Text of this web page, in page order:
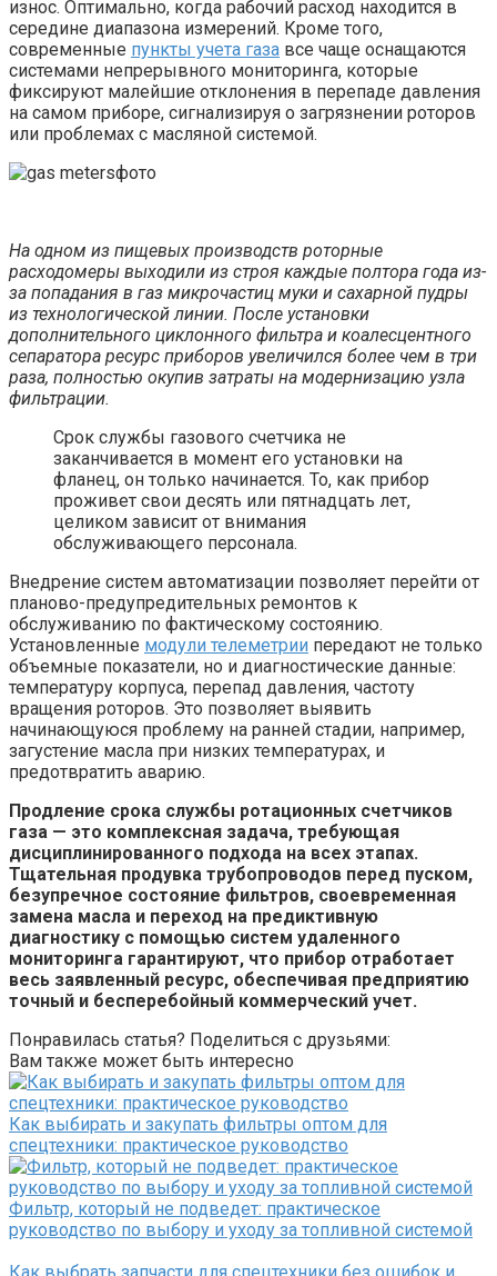
износ. Оптимально, когда рабочий расход находится в
середине диапазона измерений. Кроме того,
современные пункты учета газа все чаще оснащаются
системами непрерывного мониторинга, которые
фиксируют малейшие отклонения в перепаде давления
на самом приборе, сигнализируя о загрязнении роторов
или проблемах с масляной системой.
На одном из пищевых производств роторные
расходомеры выходили из строя каждые полтора года из-
за попадания в газ микрочастиц муки и сахарной пудры
из технологической линии. После установки
дополнительного циклонного фильтра и коалесцентного
сепаратора ресурс приборов увеличился более чем в три
раза, полностью окупив затраты на модернизацию узла
фильтрации.
Срок службы газового счетчика не
заканчивается в момент его установки на
фланец, он только начинается. То, как прибор
проживет свои десять или пятнадцать лет,
целиком зависит от внимания
обслуживающего персонала.
Внедрение систем автоматизации позволяет перейти от
планово-предупредительных ремонтов к
обслуживанию по фактическому состоянию.
Установленные модули телеметрии передают не только
объемные показатели, но и диагностические данные:
температуру корпуса, перепад давления, частоту
вращения роторов. Это позволяет выявить
начинающуюся проблему на ранней стадии, например,
загустение масла при низких температурах, и
предотвратить аварию.
Продление срока службы ротационных счетчиков
газа — это комплексная задача, требующая
дисциплинированного подхода на всех этапах.
Тщательная продувка трубопроводов перед пуском,
безупречное состояние фильтров, своевременная
замена масла и переход на предиктивную
диагностику с помощью систем удаленного
мониторинга гарантируют, что прибор отработает
весь заявленный ресурс, обеспечивая предприятию
точный и бесперебойный коммерческий учет.
Понравилась статья? Поделиться с друзьями:
Вам также может быть интересно
Как выбирать и закупать фильтры оптом для
спецтехники: практическое руководство
Фильтр, который не подведет: практическое
руководство по выбору и уходу за топливной системой